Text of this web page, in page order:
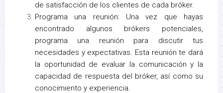
de satisfacción de los clientes de cada bróker.
Programa una reunión: Una vez que hayas
encontrado algunos brókers potenciales,
programa una reunión para discutir tus
necesidades y expectativas. Esta reunión te dará
la oportunidad de evaluar la comunicación y la
capacidad de respuesta del bróker, así como su
conocimiento y experiencia.